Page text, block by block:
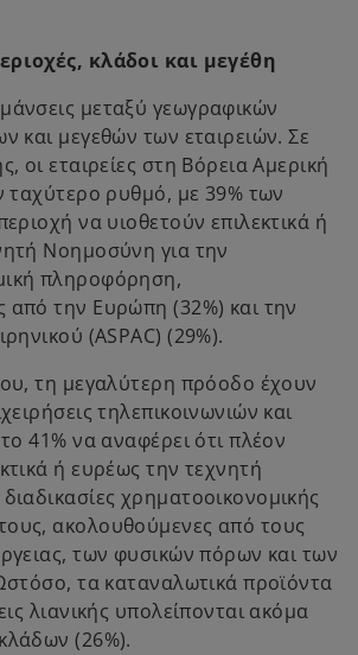
κλάδοι και μεγέθη
μεταξύ γεωγραφικών
και μεγεθών των εταιρειών. Σε
οι εταιρείες στη Βόρεια Αμερική
ταχύτερο ρυθμό, με 39% των
να υιοθετούν επιλεκτικά ή
Νοημοσύνη για την
πληροφόρηση,
από την Ευρώπη (32%) και την
(ASPAC) (29%).
τη μεγαλύτερη πρόοδο έχουν
τηλεπικοινωνιών και
41% να αναφέρει ότι πλέον
ή ευρέως την τεχνητή
χρηματοοικονομικής
ακολουθούμενες από τους
των φυσικών πόρων και των
τα καταναλωτικά προϊόντα
λιανικής υπολείπονται ακόμα
(26%).